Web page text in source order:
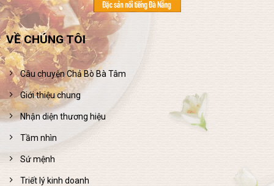
VỀ CHÚNG TÔI
Câu chuyện Chả Bò Bà Tâm
Giới thiệu chung
Nhận diện thương hiệu
Tầm nhìn
Sứ mệnh
Triết lý kinh doanh